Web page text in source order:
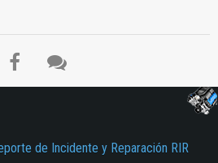
de Incidente y Reparación RIR